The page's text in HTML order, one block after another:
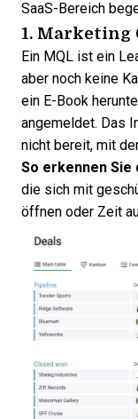
SaaS-Bereich
1. Marketing
Ein MQL ist ein
aber noch keine
ein E-Book
angemeldet. Das
nicht bereit, mit
So erkennen Sie
die sich mit
öffnen oder Zeit